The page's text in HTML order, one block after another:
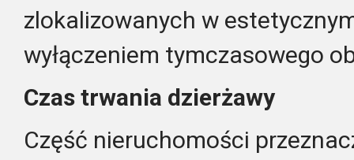
zlokalizowanych w
wyłączeniem tymczasowego
Czas trwania dzierżawy
Część nieruchomości